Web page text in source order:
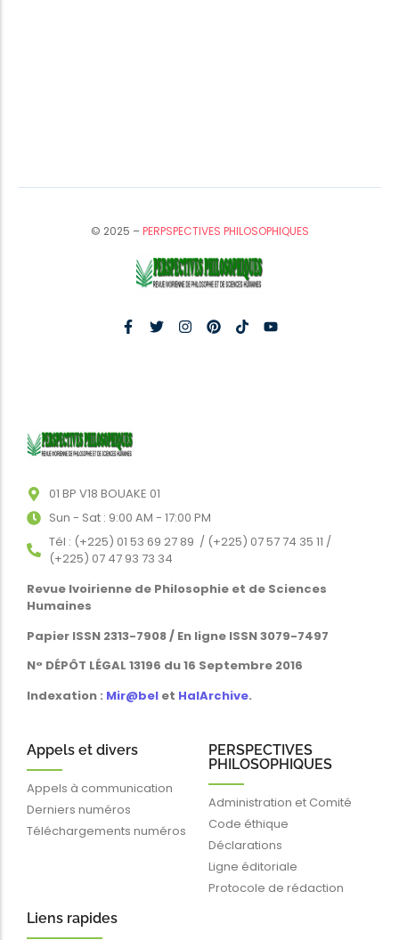
© 2025 –PERPSPECTIVES PHILOSOPHIQUES
01 BP V18 BOUAKE 01
Sun - Sat : 9:00 AM - 17:00 PM
Tél : (+225) 01 53 69 27 89 / (+225) 07 57 74 35 11 /
(+225) 07 47 93 73 34
Revue Ivoirienne de Philosophie et de Sciences
Humaines
Papier ISSN 2313-7908 / En ligne ISSN 3079-7497
N° DÉPÔT LÉGAL 13196 du 16 Septembre 2016
Indexation : Mir@bel et HalArchive.
Appels et divers
Appels à communication
Derniers numéros
Téléchargements numéros
PERSPECTIVES
PHILOSOPHIQUES
Administration et Comité
Code éthique
Déclarations
Ligne éditoriale
Protocole de rédaction
Liens rapides